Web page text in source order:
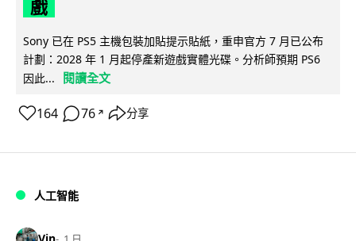
戲
Sony 已在 PS5 主機包裝加貼提示貼紙，重申官方 7 月已公布
計劃：2028 年 1 月起停產新遊戲實體光碟。分析師預期 PS6
因此...
閱讀全文
164 76 ↗ 分享
人工智能